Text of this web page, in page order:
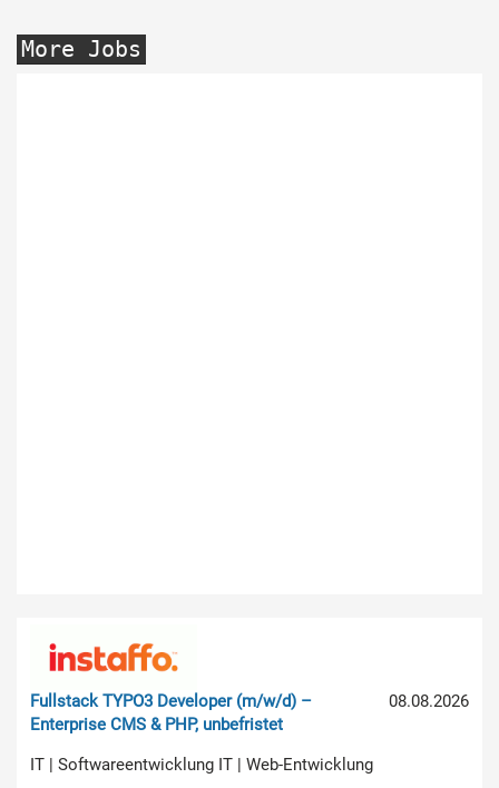
More Jobs
08.08.2026
Fullstack TYPO3 Developer (m/w/d) –
Enterprise CMS & PHP, unbefristet
IT | Softwareentwicklung IT | Web-Entwicklung